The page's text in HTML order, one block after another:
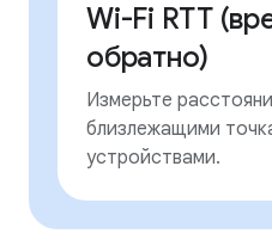
Wi-Fi RTT
обратно)
Измерьте
близлежащими
устройствами.